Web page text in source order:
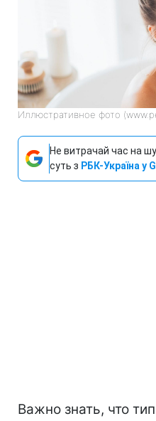
Иллюстративное фото
Не витрачай час на
суть з РБК-Україна у
Важно знать, что